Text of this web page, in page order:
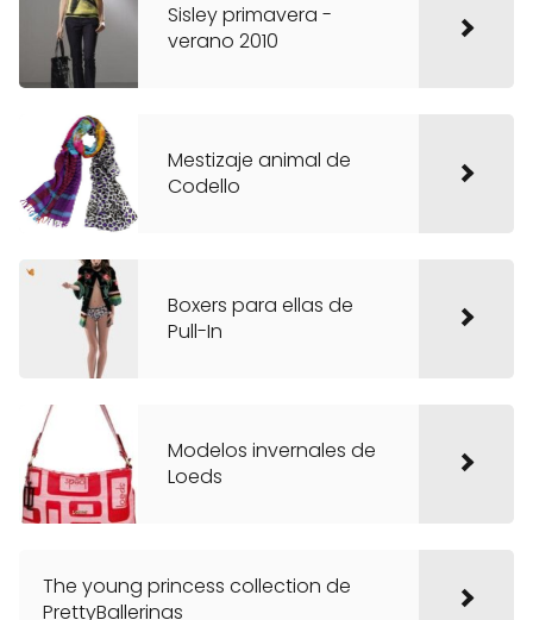
Sisley primavera -
verano 2010
Mestizaje animal de
Codello
Boxers para ellas de
Pull-In
Modelos invernales de
Loeds
The young princess collection de
PrettyBallerinas